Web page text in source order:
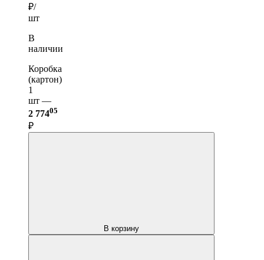
₽/
шт
В
наличии
Коробка
(картон)
1
шт —
2 77405
₽
В корзину